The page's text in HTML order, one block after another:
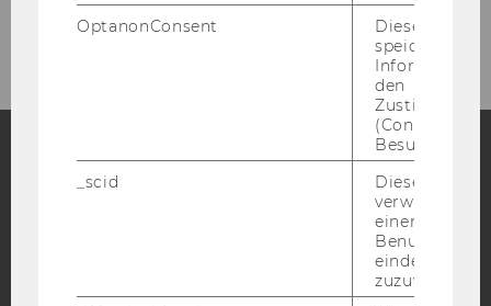
Blog
Bluesky
OptanonConsent
Dieses Cookie
speichert
den
(Consent)
Besuchers.
_scid
Dieses
verwendet,
einem/einer
Benutzer*in
eindeutige ID
zuzuweisen